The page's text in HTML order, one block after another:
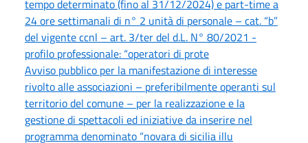
tempo determinato (fino al 31/12/2024) e part-time a
24 ore settimanali di n° 2 unità di personale – cat. “b”
del vigente ccnl – art. 3/ter del d.L. N° 80/2021 -
profilo professionale: “operatori di prote
Avviso pubblico per la manifestazione di interesse
rivolto alle associazioni – preferibilmente operanti sul
territorio del comune – per la realizzazione e la
gestione di spettacoli ed iniziative da inserire nel
programma denominato “novara di sicilia illu